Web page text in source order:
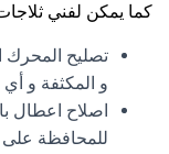
كما يمكن لفني
تصليح المحرك
و المكثفة و
اصلاح اعطال
للمحافظة على